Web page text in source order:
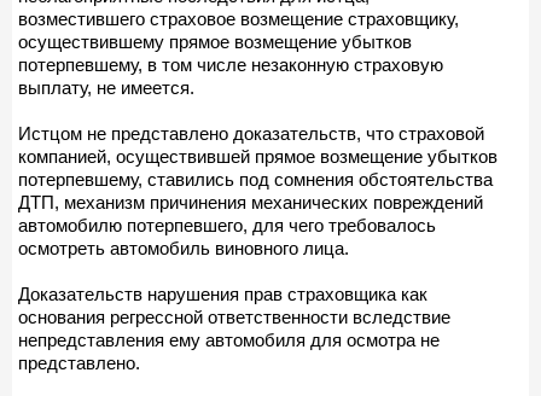
возместившего страховое возмещение страховщику,
осуществившему прямое возмещение убытков
потерпевшему, в том числе незаконную страховую
выплату, не имеется.
Истцом не представлено доказательств, что страховой
компанией, осуществившей прямое возмещение убытков
потерпевшему, ставились под сомнения обстоятельства
ДТП, механизм причинения механических повреждений
автомобилю потерпевшего, для чего требовалось
осмотреть автомобиль виновного лица.
Доказательств нарушения прав страховщика как
основания регрессной ответственности вследствие
непредставления ему автомобиля для осмотра не
представлено.